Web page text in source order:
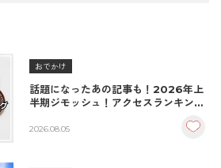
おでかけ
話題になったあの記事も！2026年上
半期ジモッシュ！アクセスランキング
2026.08.05